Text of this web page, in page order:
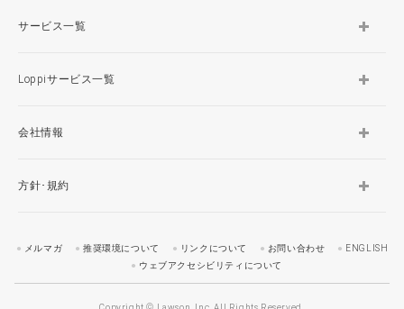
サービス一覧
Loppiサービス一覧
会社情報
方針･規約
メルマガ 推奨環境について リンクについて お問い合わせ
ENGLISH
ウェブアクセシビリティについて